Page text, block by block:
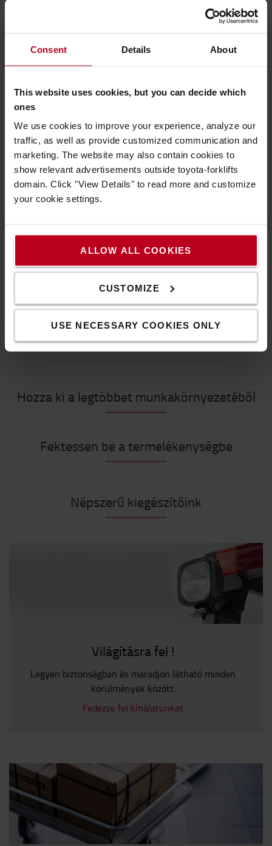
Consent Details About
This website uses cookies, but you can decide which
ones
We use cookies to improve your experience, analyze our
traffic, as well as provide customized communication and
marketing. The website may also contain cookies to
show relevant advertisements outside toyota-forklifts
domain. Click "View Details" to read more and customize
your cookie settings.
ALLOW ALL COOKIES
CUSTOMIZE
USE NECESSARY COOKIES ONLY
Miben segíthetünk?
Használt targonca telephely: Dunaharaszti,
Raktár u. 8-Halton B/3 épület, 2330
Magyarország
További információ
Hogyan vásárolhat online?
GYIK
Hozza ki a legtöbbet munkakörnyezetéből
Fektessen be a termelékenységbe
Népszerű kiegészítőink
Világításra fel !
Legyen biztonságban és maradjon látható minden
körülmények között.
Fedezze fel kínálatunkat